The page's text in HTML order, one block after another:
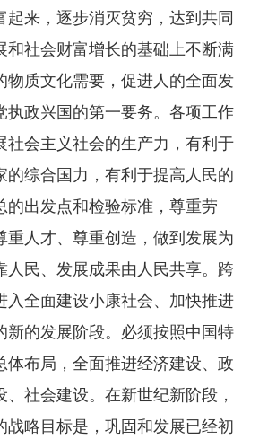
起来，逐步消灭贫穷，达到共同
和社会财富增长的基础上不断满
物质文化需要，促进人的全面发
执政兴国的第一要务。各项工作
社会主义社会的生产力，有利于
的综合国力，有利于提高人民的
的出发点和检验标准，尊重劳
重人才、尊重创造，做到发展为
人民、发展成果由人民共享。跨
入全面建设小康社会、加快推进
新的发展阶段。必须按照中国特
体布局，全面推进经济建设、政
社会建设。在新世纪新阶段，
战略目标是，巩固和发展已经初